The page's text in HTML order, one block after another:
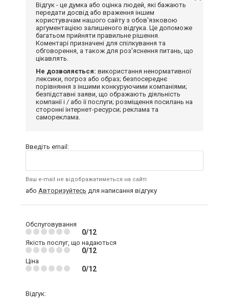
Відгук - це думка або оцінка людей, які бажають
передати досвід або враження іншим
користувачам нашого сайту з обов'язковою
аргументацією залишеного відгука. Це допоможе
багатьом прийняти правильне рішення.
Коментарі призначені для спілкування та
обговорення, а також для роз'яснення питань, що
цікавлять.
Не дозволяється: використання ненормативної
лексики, погроз або образ; безпосереднє
порівняння з іншими конкуруючими компаніями;
безпідставні заяви, що ображають діяльність
компанії і / або її послуги; розміщення посилань на
сторонні інтернет-ресурси; реклама та
самореклама.
Введіть email:
Ваш e-mail не відображатиметься на сайті
або Авторизуйтесь для написання відгуку
Обслуговування
0/12
Якість послуг, що надаються
0/12
Ціна
0/12
Відгук: